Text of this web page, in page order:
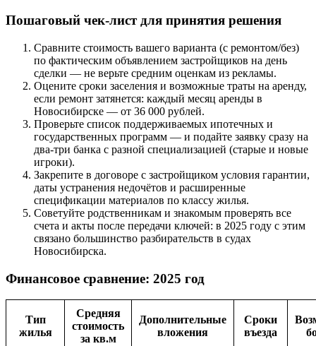
Пошаговый чек-лист для принятия решения
Сравните стоимость вашего варианта (с ремонтом/без)
по фактическим объявлением застройщиков на день
сделки — не верьте средним оценкам из рекламы.
Оцените сроки заселения и возможные траты на аренду,
если ремонт затянется: каждый месяц аренды в
Новосибирске — от 36 000 рублей.
Проверьте список поддерживаемых ипотечных и
государственных программ — и подайте заявку сразу на
два-три банка с разной специализацией (старые и новые
игроки).
Закрепите в договоре с застройщиком условия гарантии,
даты устранения недочётов и расширенные
спецификации материалов по классу жилья.
Советуйте родственникам и знакомым проверять все
счета и акты после передачи ключей: в 2025 году с этим
связано большинство разбирательств в судах
Новосибирска.
Финансовое сравнение: 2025 год
Тип
жилья
Средняя
стоимость
за кв.м
Дополнительные
вложения
Сроки
въезда